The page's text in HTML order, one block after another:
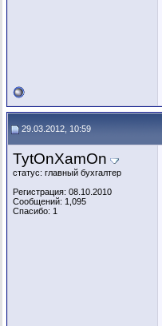
29.03.2012, 10:59
TytOnXamOn
статус: главный бухгалтер
Регистрация: 08.10.2010
Сообщений: 1,095
Спасибо: 1